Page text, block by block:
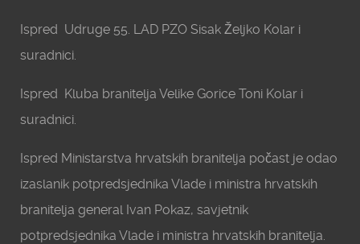
Ispred Udruge 55. LAD PZO Sisak Željko Kolar i
suradnici.
Ispred Kluba branitelja Velike Gorice Toni Kolar i
suradnici.
Ispred Ministarstva hrvatskih branitelja počast je odao
izaslanik potpredsjednika Vlade i ministra hrvatskih
branitelja general Ivan Pokaz, savjetnik
potpredsjednika Vlade i ministra hrvatskih branitelja.